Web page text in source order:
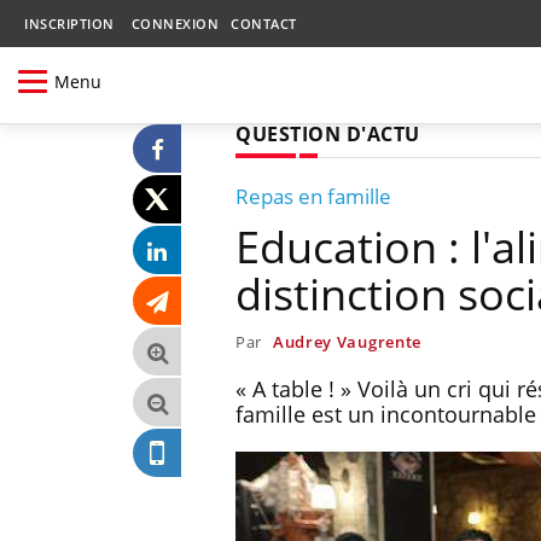
INSCRIPTION CONNEXION CONTACT
Menu
QUESTION D'ACTU
Repas en famille
Education :
distinction
Par Audrey Vaugrente
« A table ! » Voilà un cri qui
famille est un incontournable